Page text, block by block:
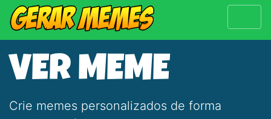
VER MEME
Crie memes personalizados de forma